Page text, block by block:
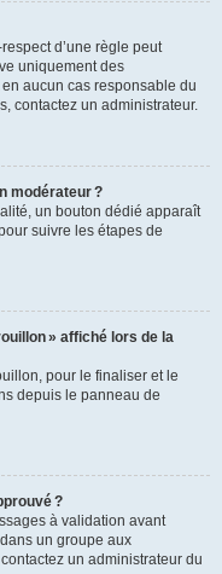
d’une règle peut
uniquement des
aucun cas responsable du
contactez un administrateur.
modérateur ?
un bouton dédié apparaît
suivre les étapes de
» affiché lors de la
pour le finaliser et le
depuis le panneau de
?
à validation avant
un groupe aux
un administrateur du